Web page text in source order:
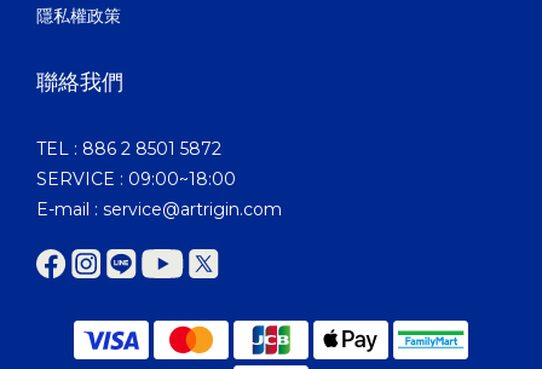
隱私權政策
聯絡我們
TEL : 886 2 8501 5872
SERVICE : 09:00~18:00
E-mail : service@artrigin.com